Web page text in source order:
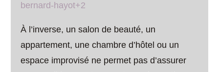
bernard-hayot+2
À l’inverse, un salon de beauté, un
appartement, une chambre d’hôtel ou un
espace improvisé ne permet pas d’assurer